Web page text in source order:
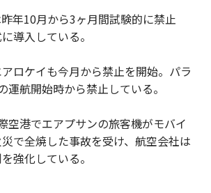
年10月から3ヶ月間試験的に禁止
導入している。
ロケイも今月から禁止を開始。パラ
運航開始時から禁止している。
空港でエアプサンの旅客機がモバイ
で全焼した事故を受け、航空会社は
強化している。